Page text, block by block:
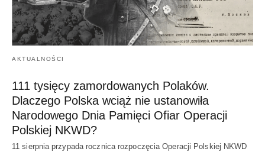
AKTUALNOŚCI
111 tysięcy zamordowanych Polaków.
Dlaczego Polska wciąż nie ustanowiła
Narodowego Dnia Pamięci Ofiar Operacji
Polskiej NKWD?
11 sierpnia przypada rocznica rozpoczęcia Operacji Polskiej NKWD